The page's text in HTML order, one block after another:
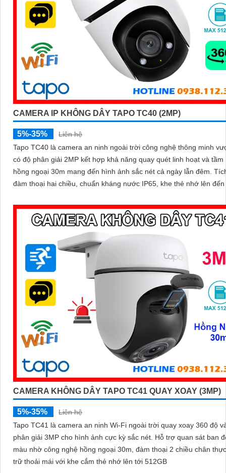
CAMERA IP KHÔNG DÂY TAPO TC40 (2MP)
5%-35%
Liên hệ
Tapo TC40 là camera an ninh ngoài trời công nghệ thông minh
có độ phân giải 2MP kết hợp khả năng quay quét linh hoạt và tầm
hồng ngoại 30m mang đến hình ảnh sắc nét cả ngày lẫn đêm. Tích hợp
đàm thoại hai chiều, chuẩn kháng nước IP65, khe thẻ nhớ lên đến
bạn kiểm soát an ninh dễ dàng và hiệu quả
CAMERA KHÔNG DÂY TAPO TC41 QUAY XOAY (3MP)
5%-35%
Liên hệ
Tapo TC41 là camera an ninh Wi-Fi ngoài trời quay xoay 360 độ
phân giải 3MP cho hình ảnh cực kỳ sắc nét. Hỗ trợ quan sát ban đêm có
màu nhờ công nghệ hồng ngoại 30m, đàm thoại 2 chiều chân
trữ thoải mái với khe cắm thẻ nhớ lên tới 512GB